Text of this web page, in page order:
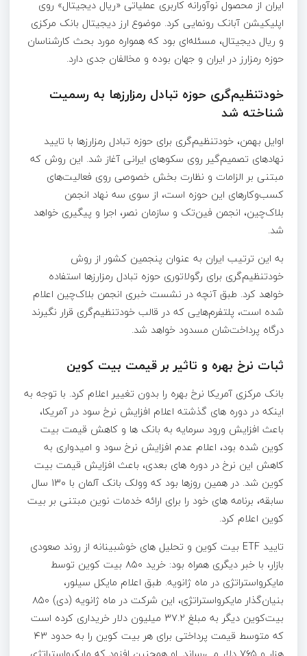
ایران از محصول نوآورانه‌ کاربری عملیاتی «ریال دیجیتال» روی
اپلیکیشن آبانک رونمایی کرد. موضوع ارز دیجیتال بانک مرکزی
و ریال دیجیتال، مسئله‌ای بود که همواره مورد بحث کارشناسان
حوزه رمزارز در ایران و جهان بوده و مخالفان جدی دارد.
خودتنظیم‌گری حوزه تبادل رمزارزها به رسمیت
شناخته شد
اوایل بهمن، خودتنظیم‌گری برای حوزه تبادل رمزارزها با تایید
نهاد‌های تصمیم‌گیر روی سکوهای ایرانی آغاز شد. این روش که
مبتنی بر الزامات و نظارت بخش خصوصی روی فعالیت‌های
کسب‌وکارهای این حوزه است، از سوی سه نهاد انجمن
بلاک‌چین، انجمن فین‌تک و سازمان نصر، اجرا و پیگیری خواهد
شد.
به این ترتیب ایران به عنوان پنجمین کشور از روش
خودتنظیم‌گری برای رگولاتوری حوزه تبادل رمزارزها استفاده
خواهد کرد. طبق آنچه در نشست خبری انجمن بلاک‌چین اعلام
شده است، پلتفرم‌هایی که در قالب خودتنظیم‌گری قرار نگیرند
درگاه‌ پرداخت‌شان مسدود خواهد شد.
ثبات نرخ بهره و تاثیر بر قیمت بیت کوین
بانک مرکزی آمریکا نرخ بهره را بدون تغییر اعلام کرد. با توجه به
اینکه در دوره های گذشته اعلام افزایش نرخ سود در آمریکا،
باعث افزایش ورود سرمایه به بانک ها و کاهش قیمت بیت
کوین شده بود، اعلام عدم افزایش نرخ سود و امیدواری به
کاهش این نرخ در دوره های بعدی، باعث افزایش قیمت بیت
کوین شد. در همین روزها بود که وولک بانک آلمان با 130 سال
سابقه، برنامه های خود را برای ارائه خدمات نوین مبتنی بر بیت
کوین اعلام کرد.
تایید ETF بیت کوین و تحلیل های خوشبینانه از روند صعودی
بازار، با خبر دیگری همراه بود: خرید ۸۵۰ بیت کوین توسط
مایکرواستراتژی در ماه ژانویه. طبق اعلام مایکل سیلور،
بنیان‌گذار مایکرواستراتژی، این شرکت در ماه ژانویه (دی) ۸۵۰
بیت‌کوین دیگر به مبلغ ۳۷.۲ میلیون دلار خریداری کرده است
که متوسط قیمت پرداختی برای هر بیت کوین را به حدود ۴۳